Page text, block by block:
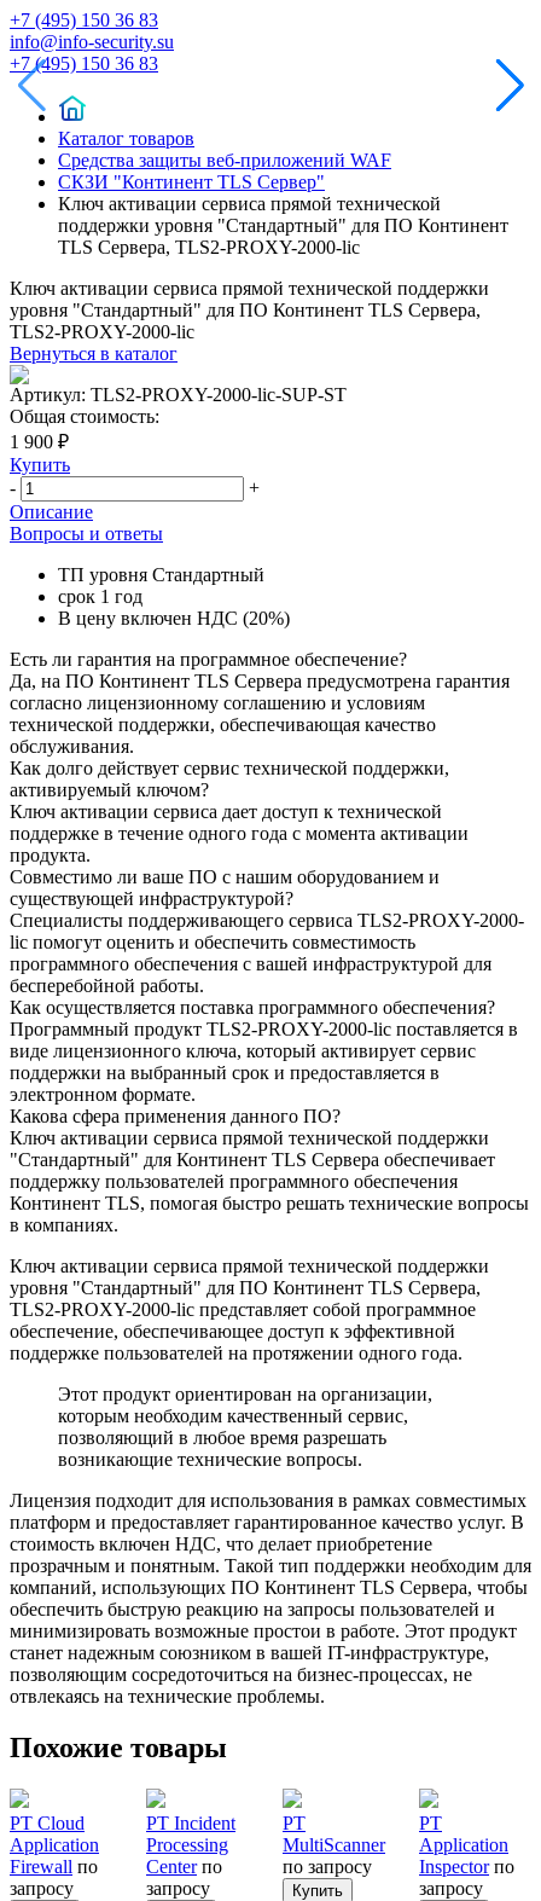
+7 (495) 150 36 83
info@info-security.su
+7 (495) 150 36 83
Каталог товаров
Средства защиты веб-приложений WAF
СКЗИ "Континент TLS Сервер"
Ключ активации сервиса прямой технической
поддержки уровня "Стандартный" для ПО Континент
TLS Cервера, TLS2-PROXY-2000-lic
Ключ активации сервиса прямой технической поддержки
уровня "Стандартный" для ПО Континент TLS Cервера,
TLS2-PROXY-2000-lic
Вернуться в каталог
Артикул: TLS2-PROXY-2000-lic-SUP-ST
Общая стоимость:
1 900 ₽
Купить
-
+
Описание
Вопросы и ответы
ТП уровня Стандартный
срок 1 год
В цену включен НДС (20%)
Есть ли гарантия на программное обеспечение?
Да, на ПО Континент TLS Cервера предусмотрена гарантия
согласно лицензионному соглашению и условиям
технической поддержки, обеспечивающая качество
обслуживания.
Как долго действует сервис технической поддержки,
активируемый ключом?
Ключ активации сервиса дает доступ к технической
поддержке в течение одного года с момента активации
продукта.
Совместимо ли ваше ПО с нашим оборудованием и
существующей инфраструктурой?
Специалисты поддерживающего сервиса TLS2-PROXY-2000-
lic помогут оценить и обеспечить совместимость
программного обеспечения с вашей инфраструктурой для
бесперебойной работы.
Как осуществляется поставка программного обеспечения?
Программный продукт TLS2-PROXY-2000-lic поставляется в
виде лицензионного ключа, который активирует сервис
поддержки на выбранный срок и предоставляется в
электронном формате.
Какова сфера применения данного ПО?
Ключ активации сервиса прямой технической поддержки
"Стандартный" для Континент TLS Сервера обеспечивает
поддержку пользователей программного обеспечения
Континент TLS, помогая быстро решать технические вопросы
в компаниях.
Ключ активации сервиса прямой технической поддержки
уровня "Стандартный" для ПО Континент TLS Cервера,
TLS2-PROXY-2000-lic представляет собой программное
обеспечение, обеспечивающее доступ к эффективной
поддержке пользователей на протяжении одного года.
Этот продукт ориентирован на организации,
которым необходим качественный сервис,
позволяющий в любое время разрешать
возникающие технические вопросы.
Лицензия подходит для использования в рамках совместимых
платформ и предоставляет гарантированное качество услуг. В
стоимость включен НДС, что делает приобретение
прозрачным и понятным. Такой тип поддержки необходим для
компаний, использующих ПО Континент TLS Cервера, чтобы
обеспечить быструю реакцию на запросы пользователей и
минимизировать возможные простои в работе. Этот продукт
станет надежным союзником в вашей IT-инфраструктуре,
позволяющим сосредоточиться на бизнес-процессах, не
отвлекаясь на технические проблемы.
Похожие товары
PT Cloud
Application
Firewall по
запросу
PT Incident
Processing
Center по
запросу
PT
MultiScanner
по запросу
Купить
PT
Application
Inspector по
запросу